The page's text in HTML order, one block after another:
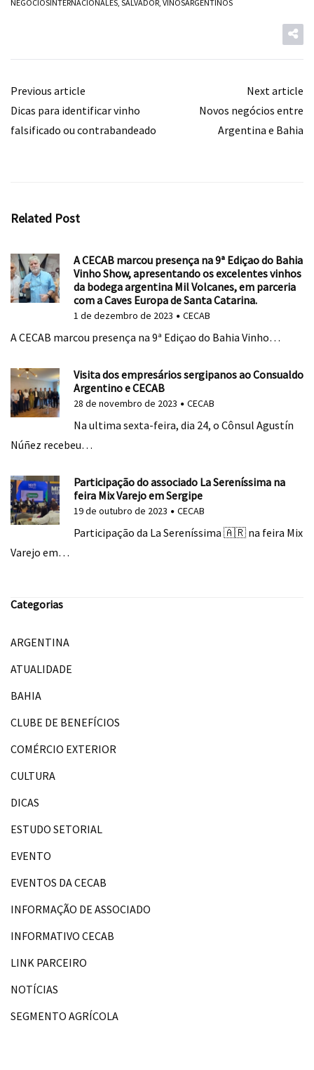
NEGOCIOSINTERNACIONALES, SALVADOR, VINOSARGENTINOS
Previous article
Dicas para identificar vinho
falsificado ou contrabandeado
Next article
Novos negócios entre
Argentina e Bahia
Related Post
A CECAB marcou presença na 9ª Ediçao do Bahia
Vinho Show, apresentando os excelentes vinhos
da bodega argentina Mil Volcanes, em parceria
com a Caves Europa de Santa Catarina.
1 de dezembro de 2023 CECAB
A CECAB marcou presença na 9ª Ediçao do Bahia Vinho…
Visita dos empresários sergipanos ao Consualdo
Argentino e CECAB
28 de novembro de 2023 CECAB
Na ultima sexta-feira, dia 24, o Cônsul Agustín
Núñez recebeu…
Participação do associado La Sereníssima na
feira Mix Varejo em Sergipe
19 de outubro de 2023 CECAB
Participação da La Sereníssima 🇦🇷 na feira Mix
Varejo em…
Categorias
ARGENTINA
ATUALIDADE
BAHIA
CLUBE DE BENEFÍCIOS
COMÉRCIO EXTERIOR
CULTURA
DICAS
ESTUDO SETORIAL
EVENTO
EVENTOS DA CECAB
INFORMAÇÃO DE ASSOCIADO
INFORMATIVO CECAB
LINK PARCEIRO
NOTÍCIAS
SEGMENTO AGRÍCOLA